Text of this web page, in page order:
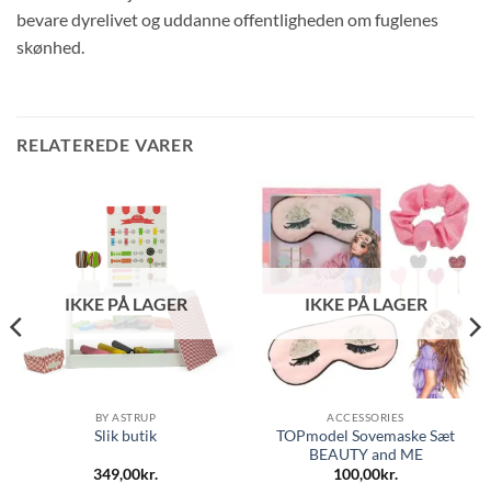
bevare dyrelivet og uddanne offentligheden om fuglenes
skønhed.
RELATEREDE VARER
IKKE PÅ LAGER
BY ASTRUP
Slik butik
349,00kr.
IKKE PÅ LAGER
ACCESSORIES
TOPmodel Sovemaske Sæt
BEAUTY and ME
100,00kr.